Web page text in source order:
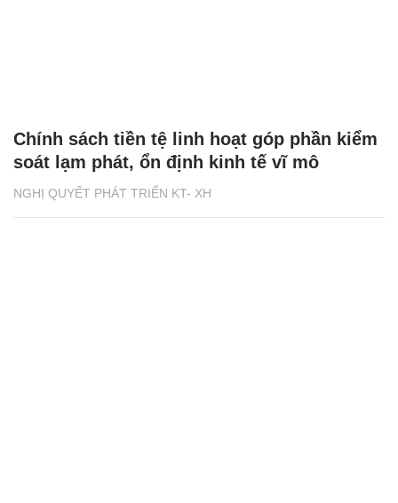
NGHỊ QUYẾT PHÁT TRIỂN KT- XH
Chính sách tiền tệ linh hoạt góp phần kiểm
soát lạm phát, ổn định kinh tế vĩ mô